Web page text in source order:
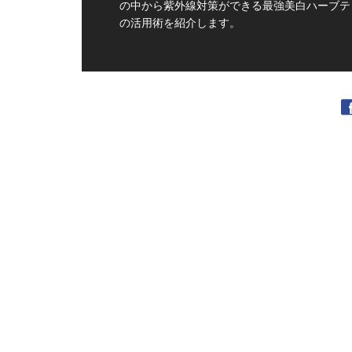
の中から紫外線対策ができる最強美白ハーブ
の活用術を紹介します。